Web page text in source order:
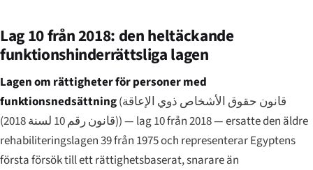
Lag 10 från 2018: den heltäckande
funktionshinderrättsliga lagen
Lagen om rättigheter för personer med
funktionsnedsättning(قانون حقوق الأشخاص ذوي الإعاقة
(قانون رقم 10 لسنة 2018)) — lag 10 från 2018 — ersatte den äldre
rehabiliteringslagen 39 från 1975 och representerar Egyptens
första försök till ett rättighetsbaserat, snarare än